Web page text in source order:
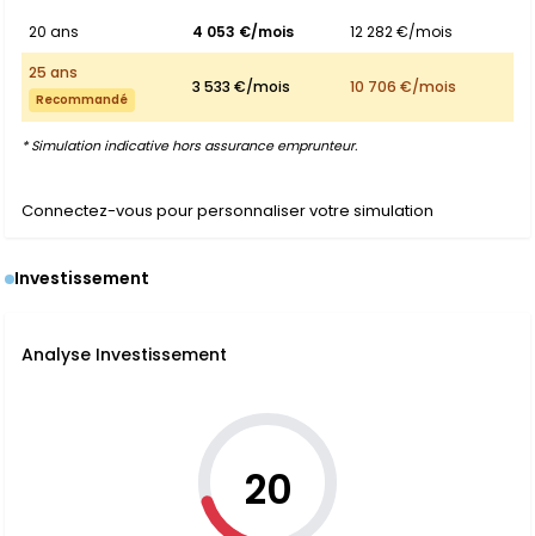
20 ans
4 053 €/mois
12 282 €/mois
25 ans
Recommandé
3 533 €/mois 10 706 €/mois
* Simulation indicative hors assurance emprunteur.
Connectez-vous pour personnaliser votre simulation
Investissement
Analyse Investissement
20